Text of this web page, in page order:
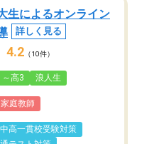
生によるオンライン
詳しく見る
4.2 （10件）
～高3 浪人生
家庭教師
高一貫校受験対策